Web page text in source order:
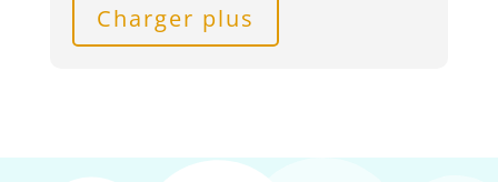
Charger plus